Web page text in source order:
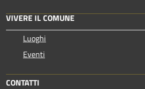
VIVERE IL COMUNE
Luoghi
Eventi
CONTATTI